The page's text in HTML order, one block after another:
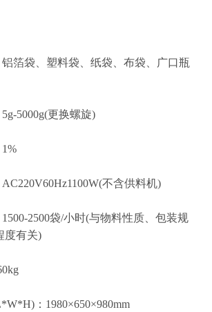
袋、塑料袋、纸袋、布袋、广口瓶
5000g(更换螺旋)
不含供料机)
2500袋/小时(与物料性质、包装规
度有关)
：1980×650×980mm